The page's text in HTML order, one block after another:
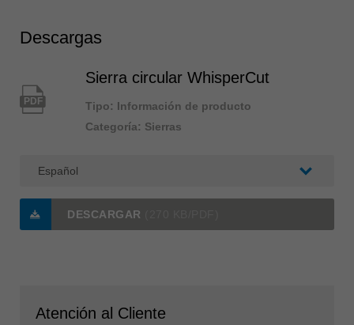
Descargas
PDF
Sierra circular WhisperCut
Tipo: Información de producto
Categoría: Sierras
DESCARGAR
Atención al Cliente